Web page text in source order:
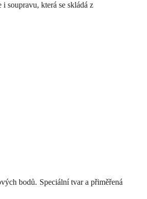
soupravu, která se skládá z
bodů. Speciální tvar a přiměřená